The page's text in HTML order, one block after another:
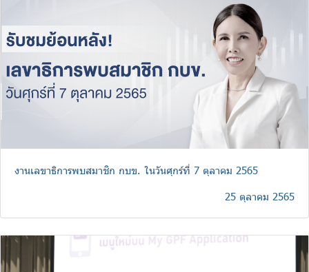
งานเลขาธิการพบสมาชิก กบข. ในวันศุกร์ที่ 7 ตุลาคม 2565
25 ตุลาคม 2565